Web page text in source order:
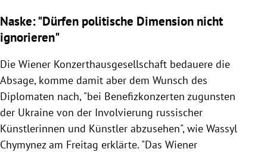
Naske: "Dürfen politische Dimension nicht
ignorieren"
Die Wiener Konzerthausgesellschaft bedauere die
Absage, komme damit aber dem Wunsch des
Diplomaten nach, "bei Benefizkonzerten zugunsten
der Ukraine von der Involvierung russischer
Künstlerinnen und Künstler abzusehen", wie Wassyl
Chymynez am Freitag erklärte. "Das Wiener